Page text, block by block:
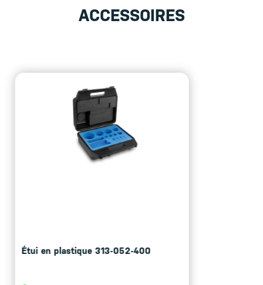
ACCESSOIRES
Étui en plastique 313-052-400